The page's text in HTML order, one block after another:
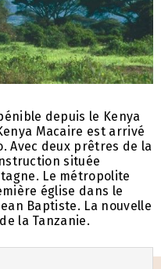
depuis le Kenya
Macaire est arrivé
Avec deux prêtres de la
située
Le métropolite
église dans le
Baptiste. La nouvelle
la Tanzanie.